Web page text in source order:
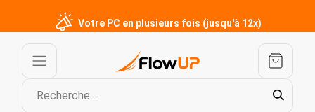
Votre PC en plusieurs fois (jusqu'à 12x)